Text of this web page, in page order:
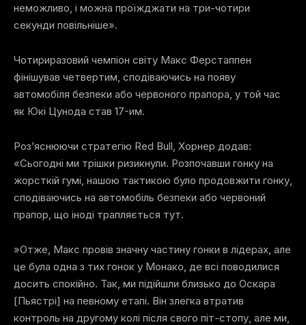
неможливо, і можна проїжджати на три-чотири
секунди повільніше».
Чотириразовий чемпіон світу Макс Ферстаппен
фінішував четвертим, сподіваючись на появу
автомобіля безпеки або червоного прапора, у той час
як Юкі Цунода став 17-им.
Роз’яснюючи стратегію Red Bull, Хорнер додав:
«Сьогодні ми трішки ризикнули. Розпочавши гонку на
жорсткій гумі, нашою тактикою було продовжити гонку,
сподіваючись на автомобіль безпеки або червоний
прапор, що іноді трапляється тут.
»Отже, Макс провів значну частину гонки в лідерах, але
це була одна з тих гонок у Монако, де всі поводилися
досить спокійно. Так, ми підійшли близько до Оскара
[Пьястрі] на певному етапі. Він злегка втратив
контроль на другому колі після свого піт-стопу, але ми,